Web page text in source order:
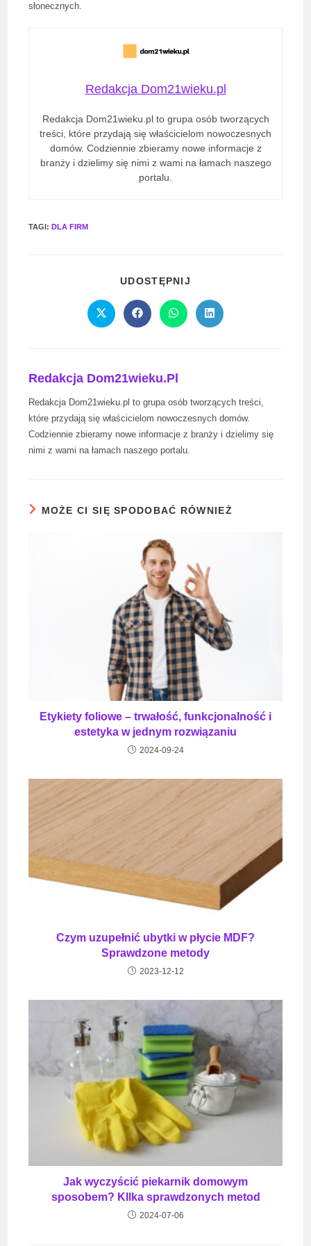
słonecznych.
Redakcja Dom21wieku.pl
Redakcja Dom21wieku.pl to grupa osób tworzących
treści, które przydają się właścicielom nowoczesnych
domów. Codziennie zbieramy nowe informacje z
branży i dzielimy się nimi z wami na łamach naszego
portalu.
TAGI:DLA FIRM
UDOSTĘPNIJ
CONTENT
Opens
in
Opens
in
Opens
in
Opens
in
Redakcja Dom21wieku.pl
Redakcja Dom21wieku.pl to grupa osób tworzących treści,
które przydają się właścicielom nowoczesnych domów.
Codziennie zbieramy nowe informacje z branży i dzielimy się
nimi z wami na łamach naszego portalu.
MOŻE CI SIĘ SPODOBAĆ RÓWNIEŻ
Etykiety foliowe – trwałość, funkcjonalność i
estetyka w jednym rozwiązaniu
2024-09-24
Czym uzupełnić ubytki w płycie MDF?
Sprawdzone metody
2023-12-12
Jak wyczyścić piekarnik domowym
sposobem? KIlka sprawdzonych metod
2024-07-06